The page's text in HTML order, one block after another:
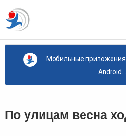
Мобильные приложения
Android...
По улицам весна